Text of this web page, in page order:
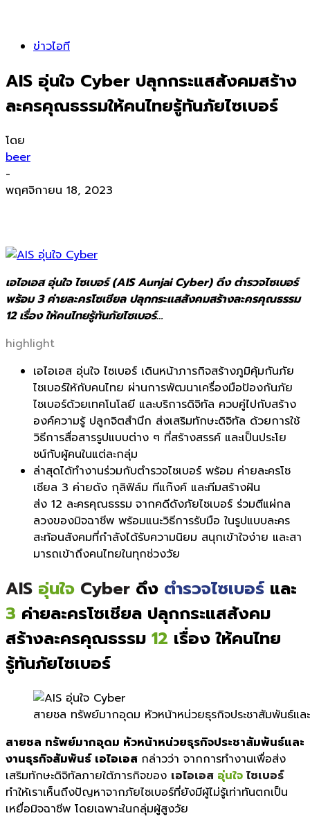
ข่าวไอที
AIS อุ่นใจ Cyber ปลุกกระแสสังคมสร้าง
ละครคุณธรรมให้คนไทยรู้ทันภัยไซเบอร์
โดย
beer
-
พฤศจิกายน 18, 2023
เอไอเอส อุ่นใจ ไซเบอร์ (AIS Aunjai Cyber) ดึง ตำรวจไซเบอร์
พร้อม 3 ค่ายละครโซเชียล ปลุกกระแสสังคมสร้างละครคุณธรรม
12 เรื่อง ให้คนไทยรู้ทันภัยไซเบอร์…
highlight
เอไอเอส อุ่นใจ ไซเบอร์ เดินหน้าภารกิจสร้างภูมิคุ้มกันภัย
ไซเบอร์ให้กับคนไทย ผ่านการพัฒนาเครื่องมือป้องกันภัย
ไซเบอร์ด้วยเทคโนโลยี และบริการดิจิทัล ควบคู่ไปกับสร้าง
องค์ความรู้ ปลูกจิตสำนึก ส่งเสริมทักษะดิจิทัล ด้วยการใช้
วิธีการสื่อสารรูปแบบต่าง ๆ ที่สร้างสรรค์ และเป็นประโย
ชน์กับผู้คนในแต่ละกลุ่ม
ล่าสุดได้ทำงานร่วมกับตำรวจไซเบอร์ พร้อม ค่ายละครโซ
เชียล 3 ค่ายดัง กุลิฟิล์ม ทีแก๊งค์ และทีมสร้างฝัน
ส่ง 12 ละครคุณธรรม จากคดีดังภัยไซเบอร์ ร่วมตีแผ่กล
ลวงของมิจฉาชีพ พร้อมแนะวิธีการรับมือ ในรูปแบบละคร
สะท้อนสังคมที่กำลังได้รับความนิยม สนุกเข้าใจง่าย และสา
มารถเข้าถึงคนไทยในทุกช่วงวัย
AIS อุ่นใจ Cyber ดึง ตำรวจไซเบอร์ และ
3 ค่ายละครโซเชียล ปลุกกระแสสังคม
สร้างละครคุณธรรม 12 เรื่อง ให้คนไทย
รู้ทันภัยไซเบอร์
สายชล ทรัพย์มากอุดม หัวหน้าหน่วยธุรกิจประชาสัมพันธ์แล
สายชล ทรัพย์มากอุดม หัวหน้าหน่วยธุรกิจประชาสัมพันธ์และ
งานธุรกิจสัมพันธ์ เอไอเอส กล่าวว่า จากการทำงานเพื่อส่ง
เสริมทักษะดิจิทัลภายใต้ภารกิจของ เอไอเอส อุ่นใจ ไซเบอร์
ทำให้เราเห็นถึงปัญหาจากภัยไซเบอร์ที่ยังมีผู้ไม่รู้เท่าทันตกเป็น
เหยื่อมิจฉาชีพ โดยเฉพาะในกลุ่มผู้สูงวัย